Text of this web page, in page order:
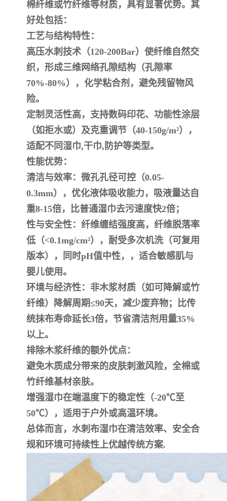
棉纤维或竹纤维等材质，具有显著优势。其
好处包括：
‌工艺与结构特性‌：
高压水刺技术（120-200Bar）使纤维自然交
织，形成三维网络孔隙结构（孔隙率
70%-80%），化学粘合剂，避免残留物风
险。
定制灵活性高，支持数码印花、功能性涂层
（如拒水或）及克重调节（40-150g/m²），
适配不同湿巾,干巾,防护等类型。
‌性能优势‌：
‌清洁与效率‌：微孔孔径可控（0.05-
0.3mm），优化液体吸收能力，吸液量达自
重8-15倍，比普通湿巾去污速度快2倍；
‌性与安全性‌：纤维缠结强度高，纤维脱落率
低（<0.1mg/cm²），耐受多次机洗（可复用
版本），同时pH值中性，，适合敏感肌与
婴儿使用。
‌环境与经济性‌：非木浆材质（如可降解或竹
纤维）降解周期≤90天，减少废弃物；比传
统抹布寿命延长3倍，节省清洁剂用量35%
以上。
‌排除木浆纤维的额外优点‌：
避免木质成分带来的皮肤刺激风险，全棉或
竹纤维基材亲肤。
增强湿巾在端温度下的稳定性（-20℃至
50℃），适用于户外或高温环境。
总体而言，水刺布湿巾在清洁效率、安全合
规和环境可持续性上优越传统方案.